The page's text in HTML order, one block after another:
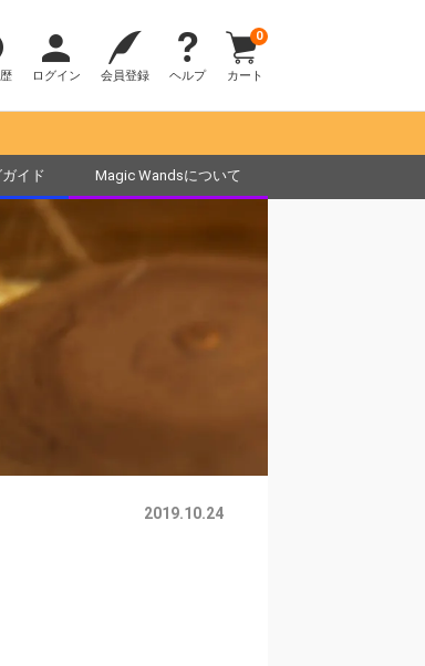
ログイン 会員登録 ヘルプ カート
0
イド Magic Wandsについて
2019.10.24